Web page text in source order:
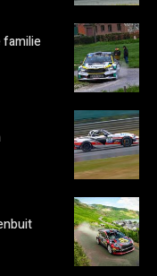
familie